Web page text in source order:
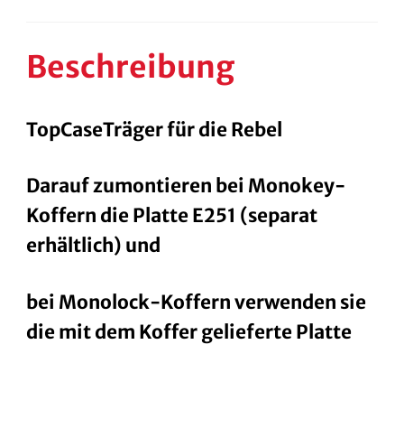
Beschreibung
TopCaseTräger für die Rebel
Darauf zumontieren bei Monokey-
Koffern die Platte E251 (separat
erhältlich) und
bei Monolock-Koffern verwenden sie
die mit dem Koffer gelieferte Platte